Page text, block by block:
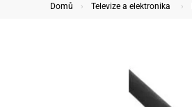
Domů Televize a elektronika